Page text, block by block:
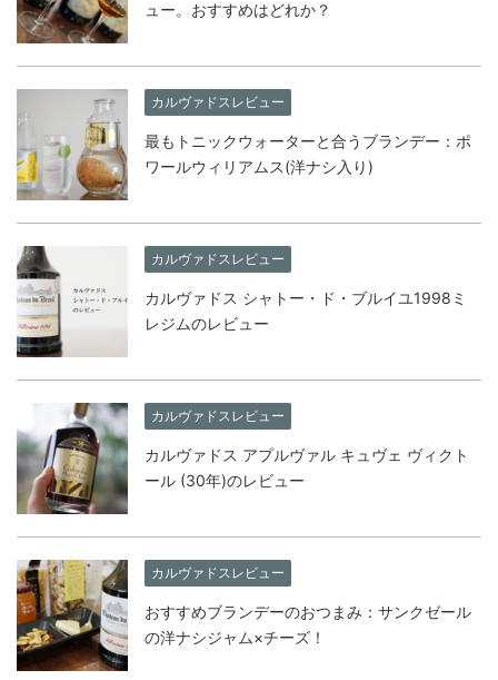
ュー。おすすめはどれか？
カルヴァドスレビュー
最もトニックウォーターと合うブランデー：ポ
ワールウィリアムス(洋ナシ入り)
カルヴァドスレビュー
カルヴァドス シャトー・ド・ブルイユ1998ミ
レジムのレビュー
カルヴァドスレビュー
カルヴァドス アプルヴァル キュヴェ ヴィクト
ール (30年)のレビュー
カルヴァドスレビュー
おすすめブランデーのおつまみ：サンクゼール
の洋ナシジャム×チーズ！